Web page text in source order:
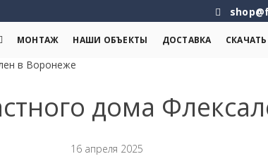
МОНТАЖ НАШИ ОБЪЕКТЫ ДОСТАВКА СКАЧАТЬ
в Воронеже
дома
16 апреля 2025